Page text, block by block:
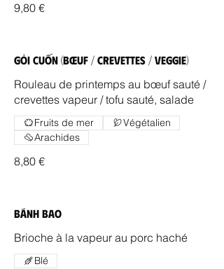
9,80 €
Gỏi Cuốn (Bœuf / Crevettes / Veggie)
Rouleau de printemps au bœuf sauté /
crevettes vapeur / tofu sauté, salade
8,80 €
Fruits de mer
Végétalien
Arachides
Bánh Bao
Brioche à la vapeur au porc haché
Blé